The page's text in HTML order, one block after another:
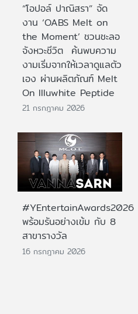
“โอปอล์ ปาณิสรา” จัด
งาน ‘OABS Melt on
the Moment’ ชวนชะลอ
จังหวะชีวิต ค้นพบความ
งามเริ่มจากให้เวลาดูแลตัว
เอง ผ่านผลิตภัณฑ์ Melt
On Illuwhite Peptide
21 กรกฎาคม 2026
#YEntertainAwards2026
พร้อมรันอย่างเข้ม กับ 8
สาขารางวัล
16 กรกฎาคม 2026